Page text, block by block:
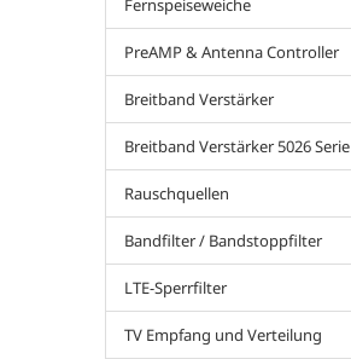
Fernspeiseweiche
PreAMP & Antenna Controller
Breitband Verstärker
Breitband Verstärker 5026 Serie
Rauschquellen
Bandfilter / Bandstoppfilter
LTE-Sperrfilter
TV Empfang und Verteilung